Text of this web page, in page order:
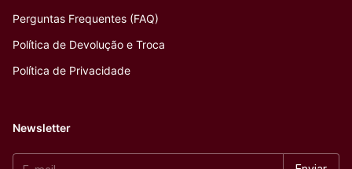
Perguntas Frequentes (FAQ)
Política de Devolução e Troca
Política de Privacidade
Newsletter